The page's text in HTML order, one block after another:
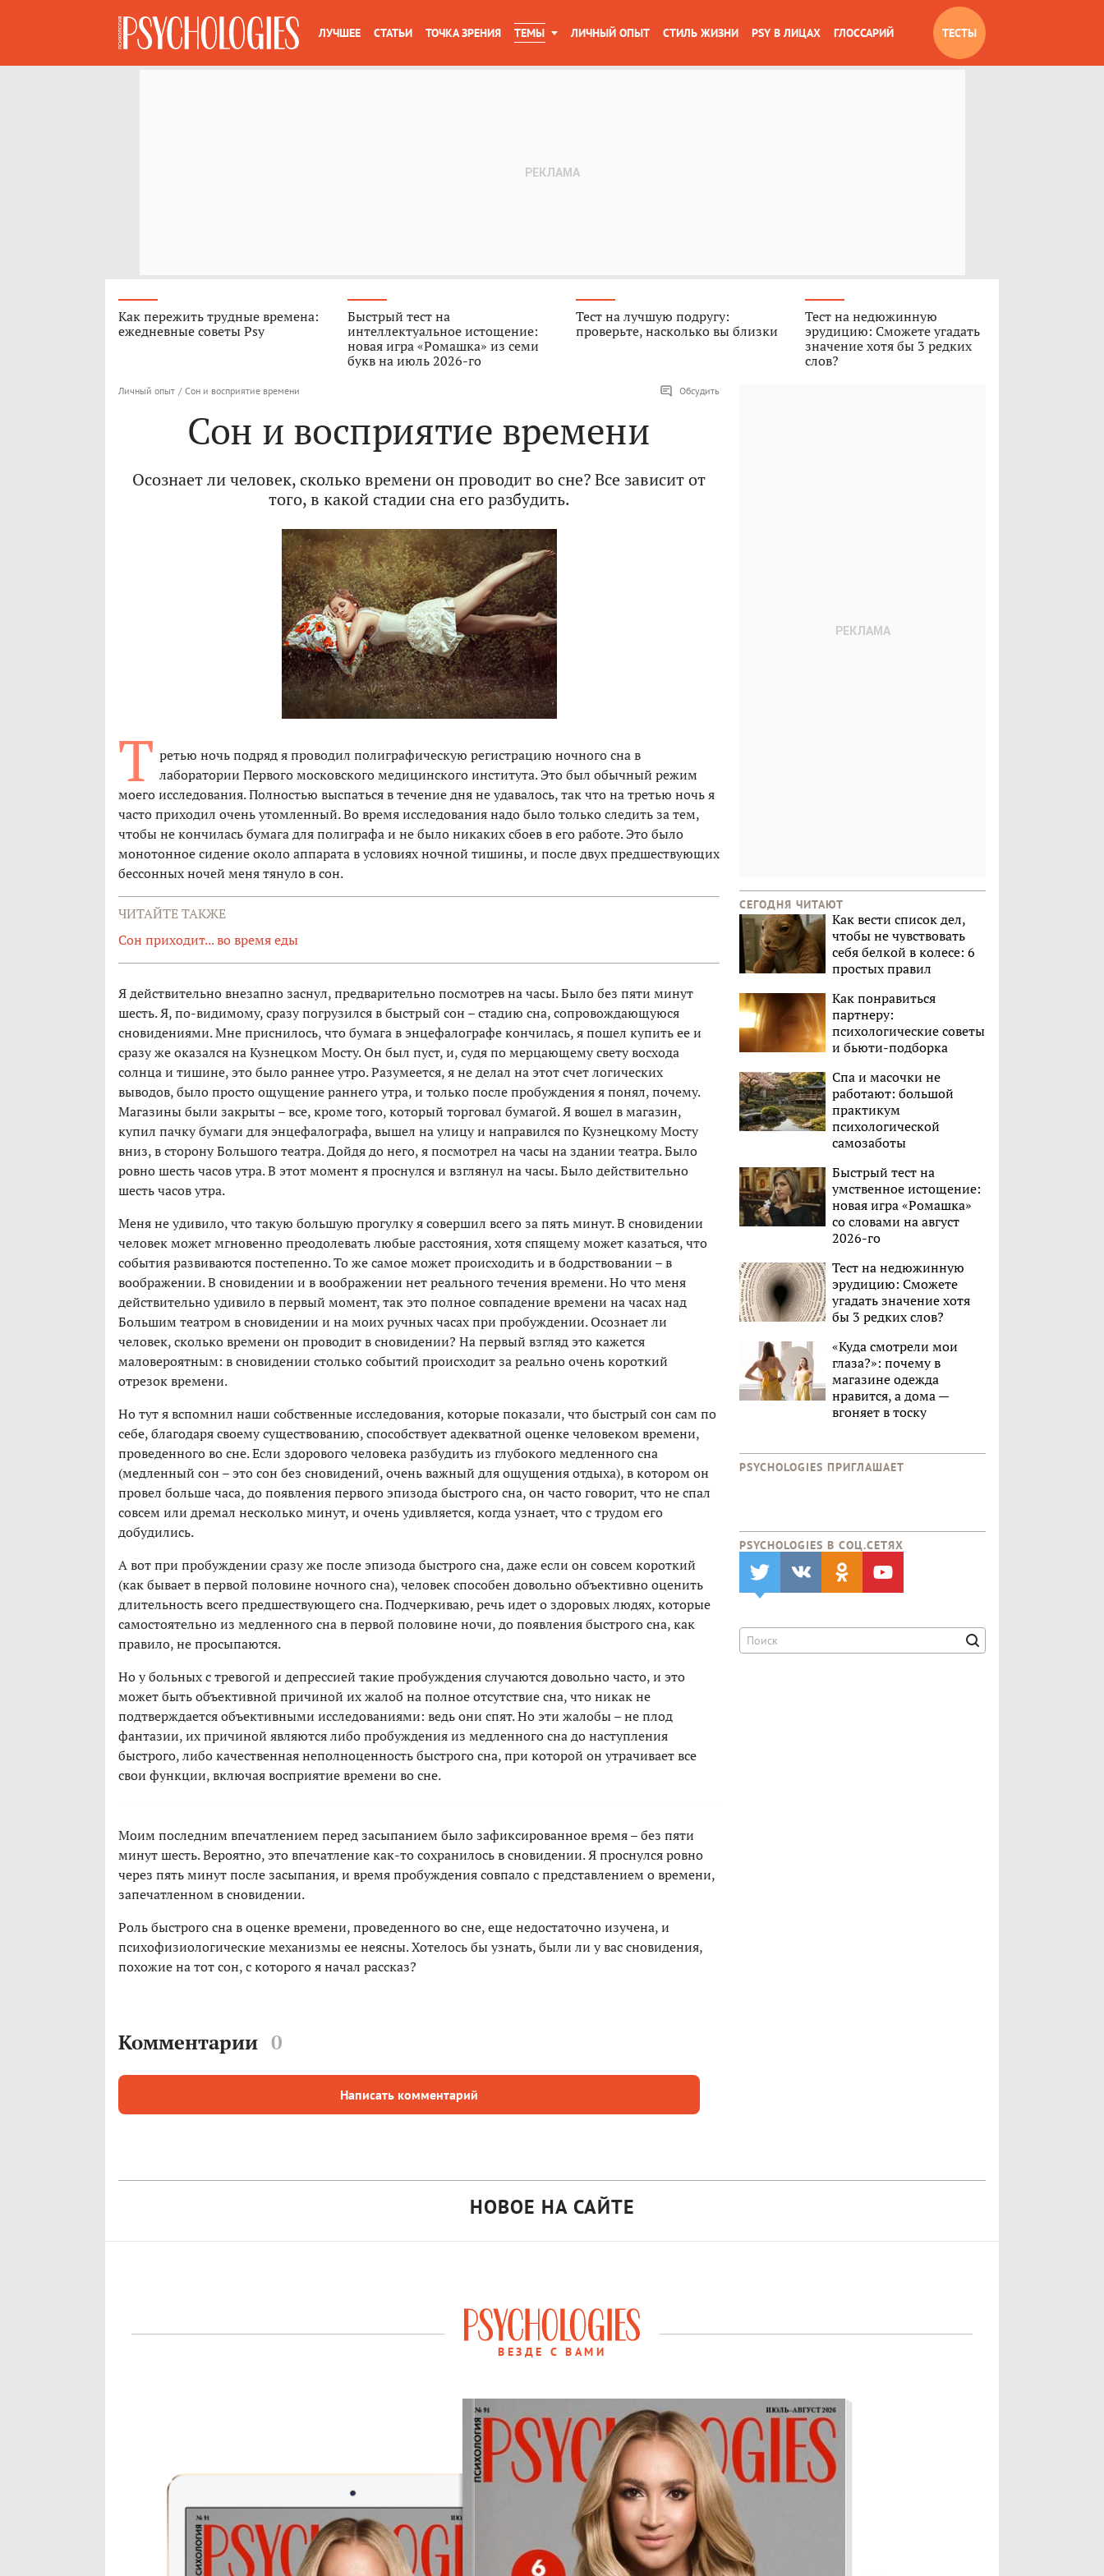
ЛУЧШЕЕ СТАТЬИ ТОЧКА ЗРЕНИЯ ТЕМЫ ЛИЧНЫЙ ОПЫТ СТИЛЬ ЖИЗНИ PSY В ЛИЦАХ ГЛОССАРИЙ ТЕСТЫ
Как пережить трудные времена:
ежедневные советы Psy
Быстрый тест на
интеллектуальное истощение:
новая игра «Ромашка» из семи
букв на июль 2026-го
Тест на лучшую подругу:
проверьте, насколько вы близки
Тест на недюжинную
эрудицию: Сможете угадать
значение хотя бы 3 редких
слов?
Личный опыт / Сон и восприятие времени Обсудить
Сон и восприятие времени
Осознает ли человек, сколько времени он проводит во сне? Все зависит от
того, в какой стадии сна его разбудить.
Т ретью ночь подряд я проводил полиграфическую регистрацию ночного сна в
лаборатории Первого московского медицинского института. Это был обычный режим
моего исследования. Полностью выспаться в течение дня не удавалось, так что на третью ночь я
часто приходил очень утомленный. Во время исследования надо было только следить за тем,
чтобы не кончилась бумага для полиграфа и не было никаких сбоев в его работе. Это было
монотонное сидение около аппарата в условиях ночной тишины, и после двух предшествующих
бессонных ночей меня тянуло в сон.
ЧИТАЙТЕ ТАКЖЕ
Сон приходит... во время еды
Я действительно внезапно заснул, предварительно посмотрев на часы. Было без пяти минут
шесть. Я, по-видимому, сразу погрузился в быстрый сон – стадию сна, сопровождающуюся
сновидениями. Мне приснилось, что бумага в энцефалографе кончилась, я пошел купить ее и
сразу же оказался на Кузнецком Мосту. Он был пуст, и, судя по мерцающему свету восхода
солнца и тишине, это было раннее утро. Разумеется, я не делал на этот счет логических
выводов, было просто ощущение раннего утра, и только после пробуждения я понял, почему.
Магазины были закрыты – все, кроме того, который торговал бумагой. Я вошел в магазин,
купил пачку бумаги для энцефалографа, вышел на улицу и направился по Кузнецкому Мосту
вниз, в сторону Большого театра. Дойдя до него, я посмотрел на часы на здании театра. Было
ровно шесть часов утра. В этот момент я проснулся и взглянул на часы. Было действительно
шесть часов утра.
Меня не удивило, что такую большую прогулку я совершил всего за пять минут. В сновидении
человек может мгновенно преодолевать любые расстояния, хотя спящему может казаться, что
события развиваются постепенно. То же самое может происходить и в бодрствовании – в
воображении. В сновидении и в воображении нет реального течения времени. Но что меня
действительно удивило в первый момент, так это полное совпадение времени на часах над
Большим театром в сновидении и на моих ручных часах при пробуждении. Осознает ли
человек, сколько времени он проводит в сновидении? На первый взгляд это кажется
маловероятным: в сновидении столько событий происходит за реально очень короткий
отрезок времени.
Но тут я вспомнил наши собственные исследования, которые показали, что быстрый сон сам по
себе, благодаря своему существованию, способствует адекватной оценке человеком времени,
проведенного во сне. Если здорового человека разбудить из глубокого медленного сна
(медленный сон – это сон без сновидений, очень важный для ощущения отдыха), в котором он
провел больше часа, до появления первого эпизода быстрого сна, он часто говорит, что не спал
совсем или дремал несколько минут, и очень удивляется, когда узнает, что с трудом его
добудились.
А вот при пробуждении сразу же после эпизода быстрого сна, даже если он совсем короткий
(как бывает в первой половине ночного сна), человек способен довольно объективно оценить
длительность всего предшествующего сна. Подчеркиваю, речь идет о здоровых людях, которые
самостоятельно из медленного сна в первой половине ночи, до появления быстрого сна, как
правило, не просыпаются.
Но у больных с тревогой и депрессией такие пробуждения случаются довольно часто, и это
может быть объективной причиной их жалоб на полное отсутствие сна, что никак не
подтверждается объективными исследованиями: ведь они спят. Но эти жалобы – не плод
фантазии, их причиной являются либо пробуждения из медленного сна до наступления
быстрого, либо качественная неполноценность быстрого сна, при которой он утрачивает все
свои функции, включая восприятие времени во сне.
Моим последним впечатлением перед засыпанием было зафиксированное время – без пяти
минут шесть. Вероятно, это впечатление как-то сохранилось в сновидении. Я проснулся ровно
через пять минут после засыпания, и время пробуждения совпало с представлением о времени,
запечатленном в сновидении.
Роль быстрого сна в оценке времени, проведенного во сне, еще недостаточно изучена, и
психофизиологические механизмы ее неясны. Хотелось бы узнать, были ли у вас сновидения,
похожие на тот сон, с которого я начал рассказ?
Комментарии 0
Написать комментарий
СЕГОДНЯ ЧИТАЮТ
Как вести список дел,
чтобы не чувствовать
себя белкой в колесе: 6
простых правил
Как понравиться
партнеру:
психологические советы
и бьюти-подборка
Спа и масочки не
работают: большой
практикум
психологической
самозаботы
Быстрый тест на
умственное истощение:
новая игра «Ромашка»
со словами на август
2026-го
Тест на недюжинную
эрудицию: Сможете
угадать значение хотя
бы 3 редких слов?
«Куда смотрели мои
глаза?»: почему в
магазине одежда
нравится, а дома —
вгоняет в тоску
PSYCHOLOGIES ПРИГЛАШАЕТ
PSYCHOLOGIES В CОЦ.СЕТЯХ
НОВОЕ НА САЙТЕ
ВЕЗДЕ С ВАМИ